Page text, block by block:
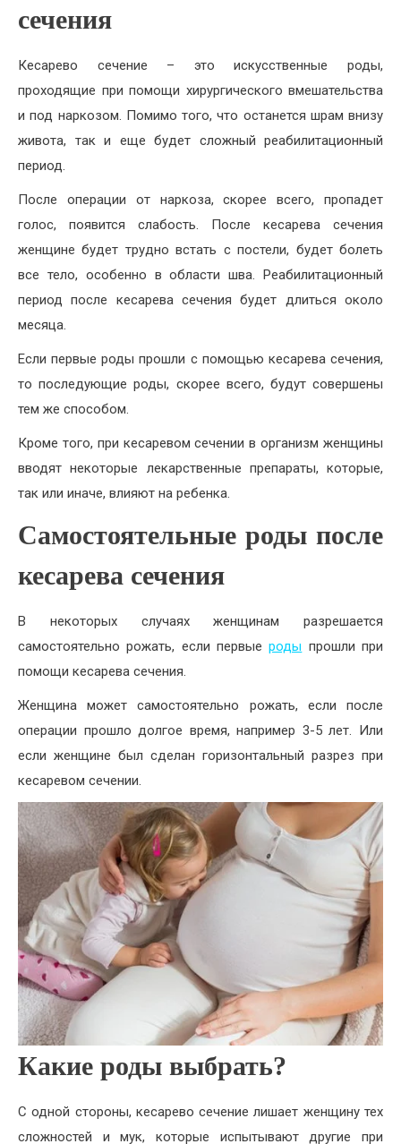
сечения
Кесарево сечение – это искусственные роды,
проходящие при помощи хирургического вмешательства
и под наркозом. Помимо того, что останется шрам внизу
живота, так и еще будет сложный реабилитационный
период.
После операции от наркоза, скорее всего, пропадет
голос, появится слабость. После кесарева сечения
женщине будет трудно встать с постели, будет болеть
все тело, особенно в области шва. Реабилитационный
период после кесарева сечения будет длиться около
месяца.
Если первые роды прошли с помощью кесарева сечения,
то последующие роды, скорее всего, будут совершены
тем же способом.
Кроме того, при кесаревом сечении в организм женщины
вводят некоторые лекарственные препараты, которые,
так или иначе, влияют на ребенка.
Самостоятельные роды после
кесарева сечения
В некоторых случаях женщинам разрешается
самостоятельно рожать, если первыероды прошли при
помощи кесарева сечения.
Женщина может самостоятельно рожать, если после
операции прошло долгое время, например 3-5 лет. Или
если женщине был сделан горизонтальный разрез при
кесаревом сечении.
Какие роды выбрать?
С одной стороны, кесарево сечение лишает женщину тех
сложностей и мук, которые испытывают другие при